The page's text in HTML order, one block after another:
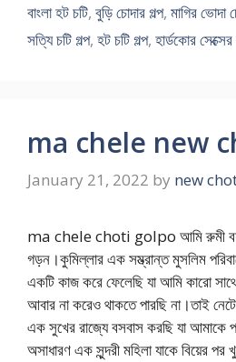
বাংলা হট চটি, বুড়ি চোদার গল্প, মাগির ভোদা
সত্যি চটি গল্প, হট চটি গল্প, হার্ডকোর সেক্সের
ma chele new
January 21, 2022 by new
ma chele choti golpo আমি রুমী বয়স
গড়ন।কুমিল্লার এক সম্ভ্রান্ত মুসলিম
একটি কাজ করে ফেলেছি যা আমি কারো
আবার না করেও থাকতে পারছি না।তাই
এক সুখের রাজ্যে বসবাস করছি যা আমাকে
অসাধারণ এক সুন্দরী মহিলা যাকে বিয়ের